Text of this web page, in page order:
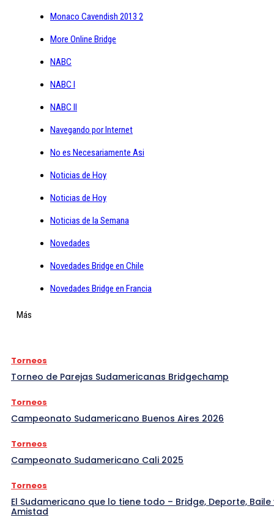
Monaco Cavendish 2013 2
More Online Bridge
NABC
NABC I
NABC II
Navegando por Internet
No es Necesariamente Asi
Noticias de Hoy
Noticias de Hoy
Noticias de la Semana
Novedades
Novedades Bridge en Chile
Novedades Bridge en Francia
Más
Torneos
Torneo de Parejas Sudamericanas Bridgechamp
Torneos
Campeonato Sudamericano Buenos Aires 2026
Torneos
Campeonato Sudamericano Cali 2025
Torneos
El Sudamericano que lo tiene todo – Bridge, Deporte, Baile
Amistad